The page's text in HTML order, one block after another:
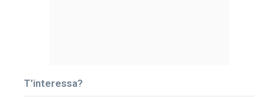
T’interessa?